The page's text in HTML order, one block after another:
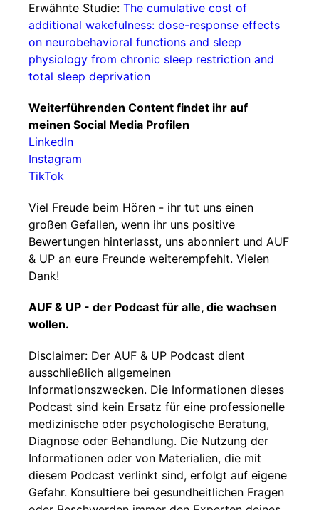
Erwähnte Studie: The cumulative cost of
additional wakefulness: dose-response effects
on neurobehavioral functions and sleep
physiology from chronic sleep restriction and
total sleep deprivation
Weiterführenden Content findet ihr auf
meinen Social Media Profilen
LinkedIn
Instagram
TikTok
Viel Freude beim Hören - ihr tut uns einen
großen Gefallen, wenn ihr uns positive
Bewertungen hinterlasst, uns abonniert und AUF
& UP an eure Freunde weiterempfehlt. Vielen
Dank!
AUF & UP - der Podcast für alle, die wachsen
wollen.
Disclaimer: Der AUF & UP Podcast dient
ausschließlich allgemeinen
Informationszwecken. Die Informationen dieses
Podcast sind kein Ersatz für eine professionelle
medizinische oder psychologische Beratung,
Diagnose oder Behandlung. Die Nutzung der
Informationen oder von Materialien, die mit
diesem Podcast verlinkt sind, erfolgt auf eigene
Gefahr. Konsultiere bei gesundheitlichen Fragen